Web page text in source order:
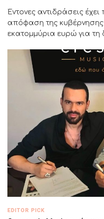
Έντονες αντιδράσεις
απόφαση της
εκατομμύρια ευρώ για τη
EDITOR PICK